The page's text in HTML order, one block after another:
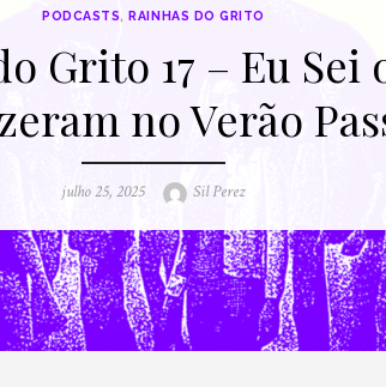
PODCASTS,RAINHAS DO GRITO
Grito 17 – Eu Sei
no Verão
Posted
julho 25, 2025 Author
Sil Perez